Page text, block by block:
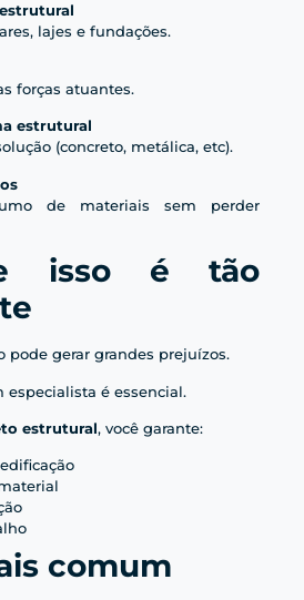
lajes e fundações.
forças atuantes.
estrutural
(concreto, metálica, etc).
de materiais sem perder
isso é tão
pode gerar grandes prejuízos.
especialista é essencial.
estrutural, você garante:
comum